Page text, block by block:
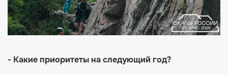
- Какие приоритеты на следующий год?